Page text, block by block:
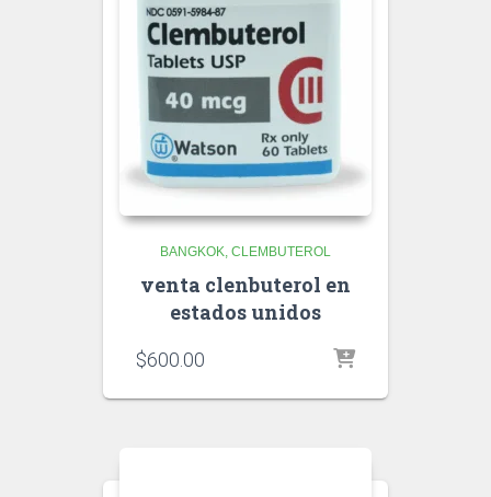
BANGKOK CLEMBUTEROL
venta clenbuterol en
estados unidos
$600.00